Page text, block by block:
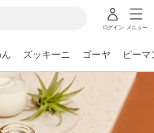
ログイン メニュー
ズッキーニ ゴーヤ ピーマ